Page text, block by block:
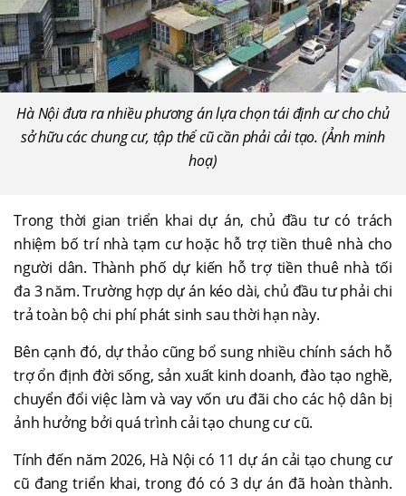
Hà Nội đưa ra nhiều phương án lựa chọn tái định cư cho chủ
sở hữu các chung cư, tập thể cũ cần phải cải tạo. (Ảnh minh
hoạ)
Trong thời gian triển khai dự án, chủ đầu tư có trách
nhiệm bố trí nhà tạm cư hoặc hỗ trợ tiền thuê nhà cho
người dân. Thành phố dự kiến hỗ trợ tiền thuê nhà tối
đa 3 năm. Trường hợp dự án kéo dài, chủ đầu tư phải chi
trả toàn bộ chi phí phát sinh sau thời hạn này.
Bên cạnh đó, dự thảo cũng bổ sung nhiều chính sách hỗ
trợ ổn định đời sống, sản xuất kinh doanh, đào tạo nghề,
chuyển đổi việc làm và vay vốn ưu đãi cho các hộ dân bị
ảnh hưởng bởi quá trình cải tạo chung cư cũ.
Tính đến năm 2026, Hà Nội có 11 dự án cải tạo chung cư
cũ đang triển khai, trong đó có 3 dự án đã hoàn thành.